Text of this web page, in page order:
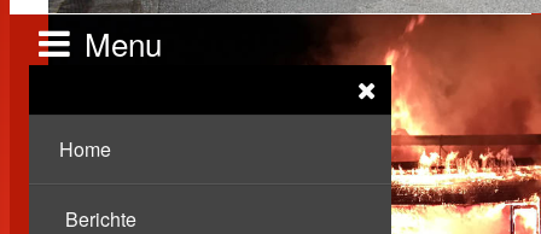
Menu
Home
Berichte